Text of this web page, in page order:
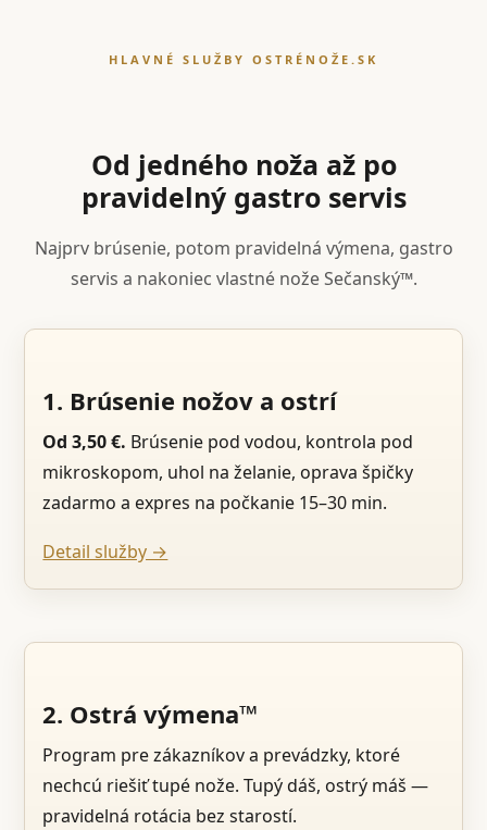
HLAVNÉ SLUŽBY OSTRÉNOŽE.SK
Od jedného noža až po
pravidelný gastro servis
Najprv brúsenie, potom pravidelná výmena, gastro
servis a nakoniec vlastné nože Sečanský™.
1. Brúsenie nožov a ostrí
Od 3,50 €. Brúsenie pod vodou, kontrola pod
mikroskopom, uhol na želanie, oprava špičky
zadarmo a expres na počkanie 15–30 min.
Detail služby →
2. Ostrá výmena™
Program pre zákazníkov a prevádzky, ktoré
nechcú riešiť tupé nože. Tupý dáš, ostrý máš —
pravidelná rotácia bez starostí.